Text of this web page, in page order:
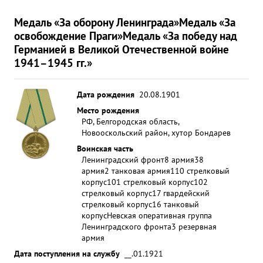
Медаль «За оборону Ленинграда»Медаль «За
освобождение Праги»Медаль «За победу над
Германией в Великой Отечественной войне
1941–1945 гг.»
Дата рождения 20.08.1901
Место рождения
РФ, Белгородская область,
Новооскольский район, хутор Бондарев
Воинская часть
Ленинградский фронт8 армия38
армия2 танковая армия110 стрелковый
корпус101 стрелковый корпус102
стрелковый корпус17 гвардейский
стрелковый корпус16 танковый
корпусНевская оперативная группа
Ленинградского фронта3 резервная
армия
Дата поступления на службу
__.01.1921